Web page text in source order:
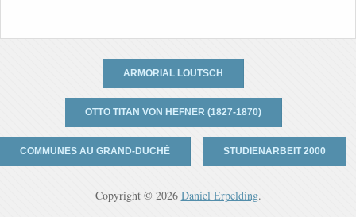
ARMORIAL LOUTSCH
OTTO TITAN VON HEFNER (1827-1870)
COMMUNES AU GRAND-DUCHÉ STUDIENARBEIT 2000
Copyright © 2026 Daniel Erpelding.